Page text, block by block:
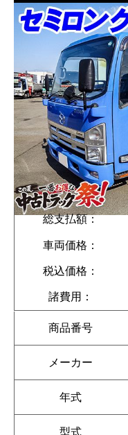
総支払額：
車両価格：
税込価格：
諸費用：
商品番号
メーカー
年式
型式